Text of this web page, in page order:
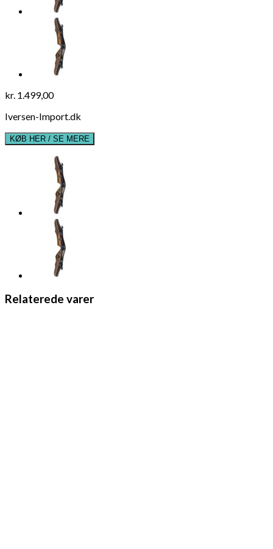
kr. 1.499,00
Iversen-Import.dk
KØB HER / SE MERE
Relaterede varer